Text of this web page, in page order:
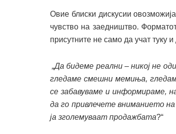
Овие блиски дискусии
чувство на заедништво.
присутните не само да учат туку
„Да бидеме реални – никој не
гледаме смешни мемиња,
се забавуваме и информираме,
да го привлечете вниманието на
ја зголемуваат продажбата?“